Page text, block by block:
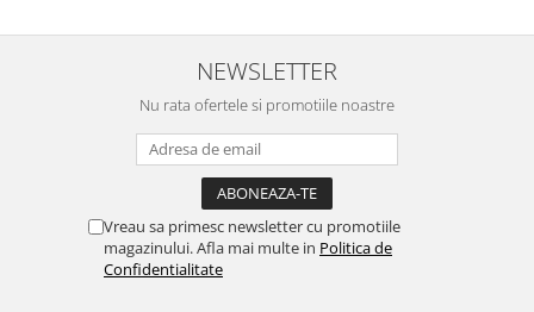
NEWSLETTER
Nu rata ofertele si promotiile noastre
Vreau sa primesc newsletter cu promotiile
magazinului. Afla mai multe in Politica de
Confidentialitate